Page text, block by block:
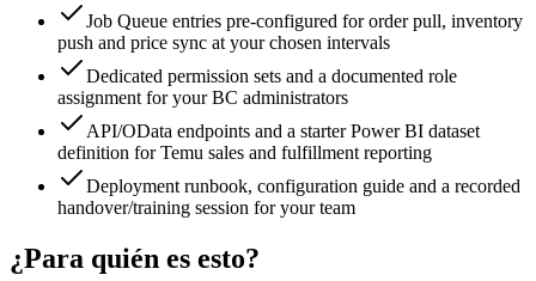
Job Queue entries pre-configured for order pull, inventory
push and price sync at your chosen intervals
Dedicated permission sets and a documented role
assignment for your BC administrators
API/OData endpoints and a starter Power BI dataset
definition for Temu sales and fulfillment reporting
Deployment runbook, configuration guide and a recorded
handover/training session for your team
¿Para quién es esto?